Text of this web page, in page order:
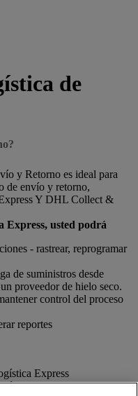
de
y Retorno es ideal para
de envío y retorno,
Y DHL Collect &
Express, usted podrá
- rastrear, reprogramar
de suministros desde
proveedor de hielo seco.
control del proceso
reportes
Express
Express